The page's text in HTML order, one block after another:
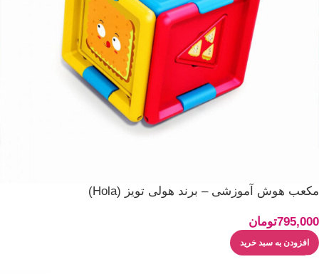
مکعب هوش آموزشی – برند هولی تویز (Hola)
795,000تومان
افزودن به سبد خرید